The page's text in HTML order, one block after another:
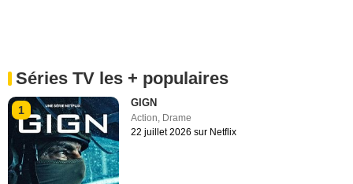
Séries TV les + populaires
1
GIGN
Action Drame
22 juillet 2026 sur Netflix